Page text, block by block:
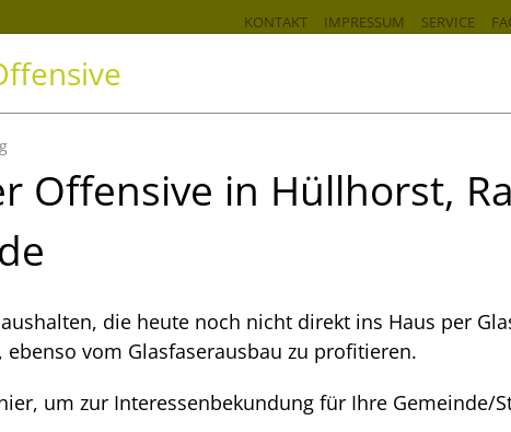
Offensive in Hüllhorst,
die heute noch nicht direkt ins Haus per
ebenso vom Glasfaserausbau zu profitieren.
um zur Interessenbekundung für Ihre Gemeinde/
KONTAKT IMPRESSUM SERVICE
Produkte und Preise
haben ein
Produkten, Ihrem Vertrag oder den
rufen Sie uns an. Wir sind für Sie da!